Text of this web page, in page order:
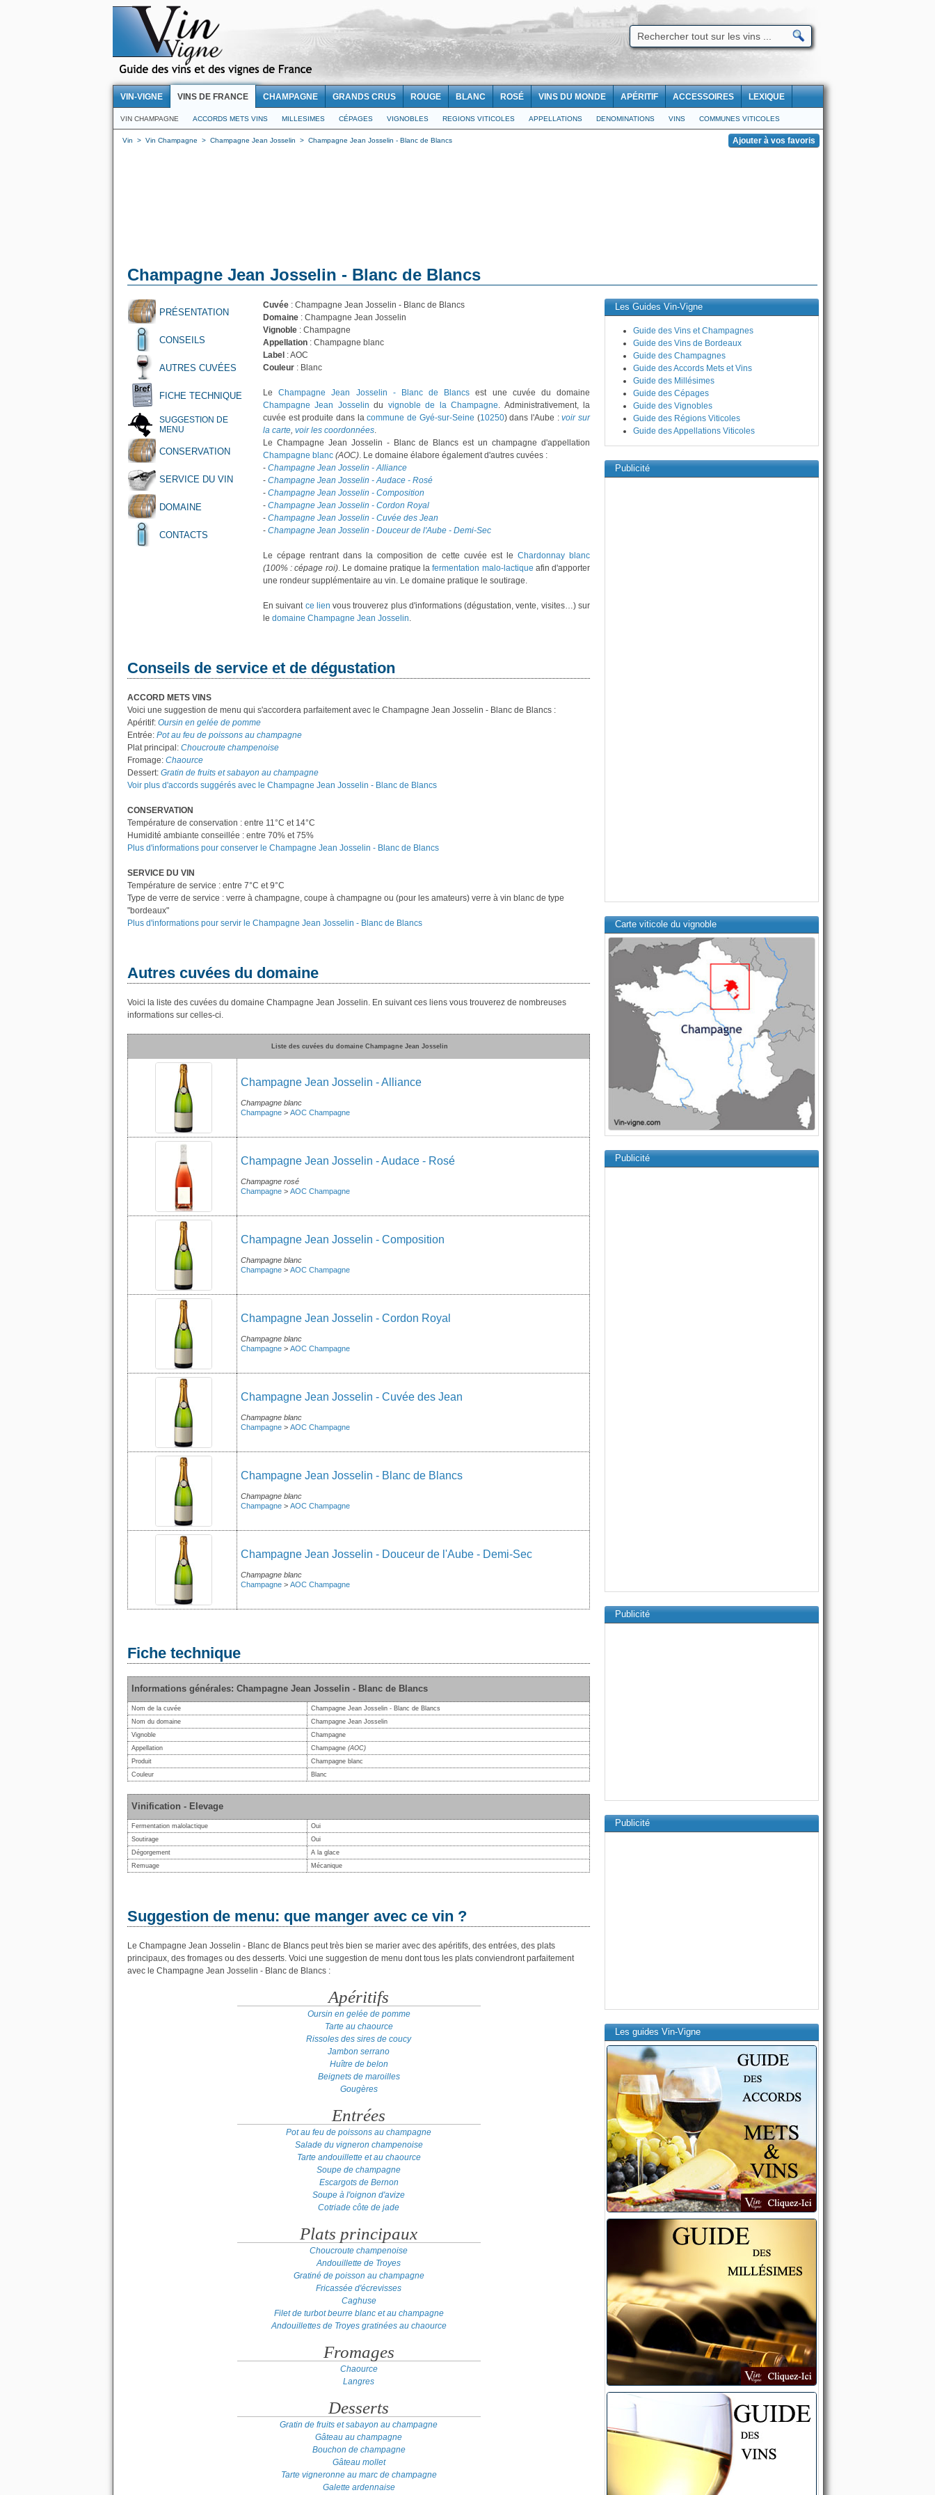
VIN-VIGNE VINS DE FRANCE CHAMPAGNE GRANDS CRUS ROUGE BLANC ROSÉ VINS DU MONDE APÉRITIF ACCESSOIRES LEXIQUE
VIN CHAMPAGNE ACCORDS METS VINS MILLESIMES CÉPAGES VIGNOBLES REGIONS VITICOLES APPELLATIONS DENOMINATIONS VINS COMMUNES VITICOLES
Vin > Vin Champagne > Champagne Jean Josselin > Champagne Jean Josselin - Blanc de Blancs
Champagne Jean Josselin - Blanc de Blancs
PRÉSENTATION
CONSEILS
AUTRES CUVÉES
FICHE TECHNIQUE
SUGGESTION DE
MENU
CONSERVATION
SERVICE DU VIN
DOMAINE
CONTACTS
Cuvée : Champagne Jean Josselin - Blanc de Blancs
Domaine : Champagne Jean Josselin
Vignoble : Champagne
Appellation : Champagne blanc
Label : AOC
Couleur : Blanc
LeChampagne Jean Josselin - Blanc de Blancs est une cuvée du domaine
Champagne Jean Josselin du vignoble de la Champagne. Administrativement, la
cuvée est produite dans lacommune de Gyé-sur-Seine (10250) dans l'Aube :voir sur
la carte, voir les coordonnées.
Le Champagne Jean Josselin - Blanc de Blancs est un champagne d'appellation
Champagne blanc (AOC). Le domaine élabore également d'autres cuvées :
- Champagne Jean Josselin - Alliance
- Champagne Jean Josselin - Audace - Rosé
- Champagne Jean Josselin - Composition
- Champagne Jean Josselin - Cordon Royal
- Champagne Jean Josselin - Cuvée des Jean
- Champagne Jean Josselin - Douceur de l'Aube - Demi-Sec
Le cépage rentrant dans la composition de cette cuvée est le Chardonnay blanc
(100% : cépage roi). Le domaine pratique lafermentation malo-lactique afin d'apporter
une rondeur supplémentaire au vin. Le domaine pratique le soutirage.
En suivant ce lien vous trouverez plus d'informations (dégustation, vente, visites…) sur
le domaine Champagne Jean Josselin.
Conseils de service et de dégustation
ACCORD METS VINS
Voici une suggestion de menu qui s'accordera parfaitement avec le Champagne Jean Josselin - Blanc de Blancs :
Apéritif: Oursin en gelée de pomme
Entrée: Pot au feu de poissons au champagne
Plat principal: Choucroute champenoise
Fromage: Chaource
Dessert: Gratin de fruits et sabayon au champagne
Voir plus d'accords suggérés avec le Champagne Jean Josselin - Blanc de Blancs
CONSERVATION
Température de conservation : entre 11°C et 14°C
Humidité ambiante conseillée : entre 70% et 75%
Plus d'informations pour conserver le Champagne Jean Josselin - Blanc de Blancs
SERVICE DU VIN
Température de service : entre 7°C et 9°C
Type de verre de service : verre à champagne, coupe à champagne ou (pour les amateurs) verre à vin blanc de type
"bordeaux"
Plus d'informations pour servir le Champagne Jean Josselin - Blanc de Blancs
Autres cuvées du domaine
Voici la liste des cuvées du domaine Champagne Jean Josselin. En suivant ces liens vous trouverez de nombreuses
informations sur celles-ci.
Liste des cuvées du domaine Champagne Jean Josselin
Champagne Jean Josselin - Alliance
Champagne blanc
Champagne > AOC Champagne
Champagne Jean Josselin - Audace - Rosé
Champagne rosé
Champagne > AOC Champagne
Champagne Jean Josselin - Composition
Champagne blanc
Champagne > AOC Champagne
Champagne Jean Josselin - Cordon Royal
Champagne blanc
Champagne > AOC Champagne
Champagne Jean Josselin - Cuvée des Jean
Champagne blanc
Champagne > AOC Champagne
Champagne Jean Josselin - Blanc de Blancs
Champagne blanc
Champagne > AOC Champagne
Champagne Jean Josselin - Douceur de l'Aube - Demi-Sec
Champagne blanc
Champagne > AOC Champagne
Fiche technique
Informations générales: Champagne Jean Josselin - Blanc de Blancs
Nom de la cuvée
Champagne Jean Josselin - Blanc de Blancs
Nom du domaine
Champagne Jean Josselin
Vignoble
Champagne
Appellation
Champagne (AOC)
Produit
Champagne blanc
Couleur
Blanc
Vinification - Elevage
Fermentation malolactique
Oui
Soutirage
Oui
Dégorgement
A la glace
Remuage
Mécanique
Suggestion de menu: que manger avec ce vin ?
Le Champagne Jean Josselin - Blanc de Blancs peut très bien se marier avec des apéritifs, des entrées, des plats
principaux, des fromages ou des desserts. Voici une suggestion de menu dont tous les plats conviendront parfaitement
avec le Champagne Jean Josselin - Blanc de Blancs :
Apéritifs
Oursin en gelée de pomme
Tarte au chaource
Rissoles des sires de coucy
Jambon serrano
Huître de belon
Beignets de maroilles
Gougères
Entrées
Pot au feu de poissons au champagne
Salade du vigneron champenoise
Tarte andouillette et au chaource
Soupe de champagne
Escargots de Bernon
Soupe à l'oignon d'avize
Cotriade côte de jade
Plats principaux
Choucroute champenoise
Andouillette de Troyes
Gratiné de poisson au champagne
Fricassée d'écrevisses
Caghuse
Filet de turbot beurre blanc et au champagne
Andouillettes de Troyes gratinées au chaource
Fromages
Chaource
Langres
Desserts
Gratin de fruits et sabayon au champagne
Gâteau au champagne
Bouchon de champagne
Gâteau mollet
Tarte vigneronne au marc de champagne
Galette ardennaise
Les Guides Vin-Vigne
Guide des Vins et Champagnes
Guide des Vins de Bordeaux
Guide des Champagnes
Guide des Accords Mets et Vins
Guide des Millésimes
Guide des Cépages
Guide des Vignobles
Guide des Régions Viticoles
Guide des Appellations Viticoles
Publicité
Carte viticole du vignoble
Publicité
Publicité
Publicité
Les guides Vin-Vigne